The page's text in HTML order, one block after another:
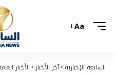
Aa
السابعة الإخبارية>آخر الأخبار>الأخبار